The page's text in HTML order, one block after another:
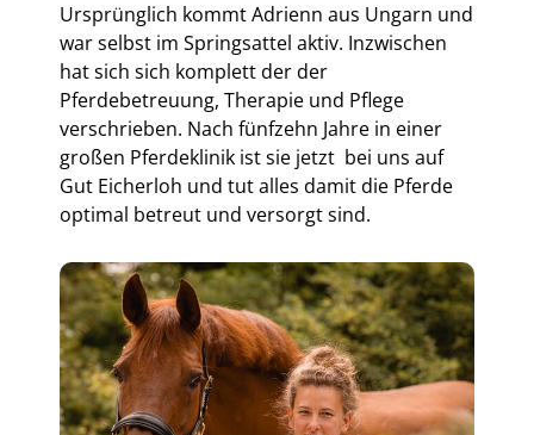
Ausbildung
Aktuelles
Stellenausschreibung
Team
Betriebsleitung / Ausbildung
Reha Leitung
Stallmanagement
Galerie
Kontakt
Ursprünglich kommt Adrienn aus Ungarn und
war selbst im Springsattel aktiv. Inzwischen
hat sich sich komplett der der
Pferdebetreuung, Therapie und Pflege
verschrieben. Nach fünfzehn Jahre in einer
großen Pferdeklinik ist sie jetzt bei uns auf
Gut Eicherloh und tut alles damit die Pferde
optimal betreut und versorgt sind.